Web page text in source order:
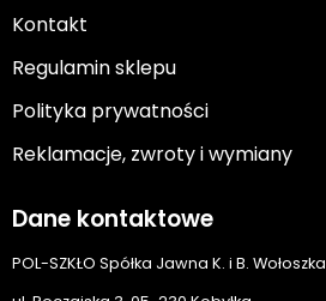
Kontakt
Regulamin sklepu
Polityka prywatności
Reklamacje, zwroty i wymiany
Dane kontaktowe
POL-SZKŁO Spółka Jawna K. i B. Wołoszka